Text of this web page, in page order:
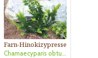
Farn-Hinokizypresse
Chamaecyparis obtusa 'Teddy Bear'